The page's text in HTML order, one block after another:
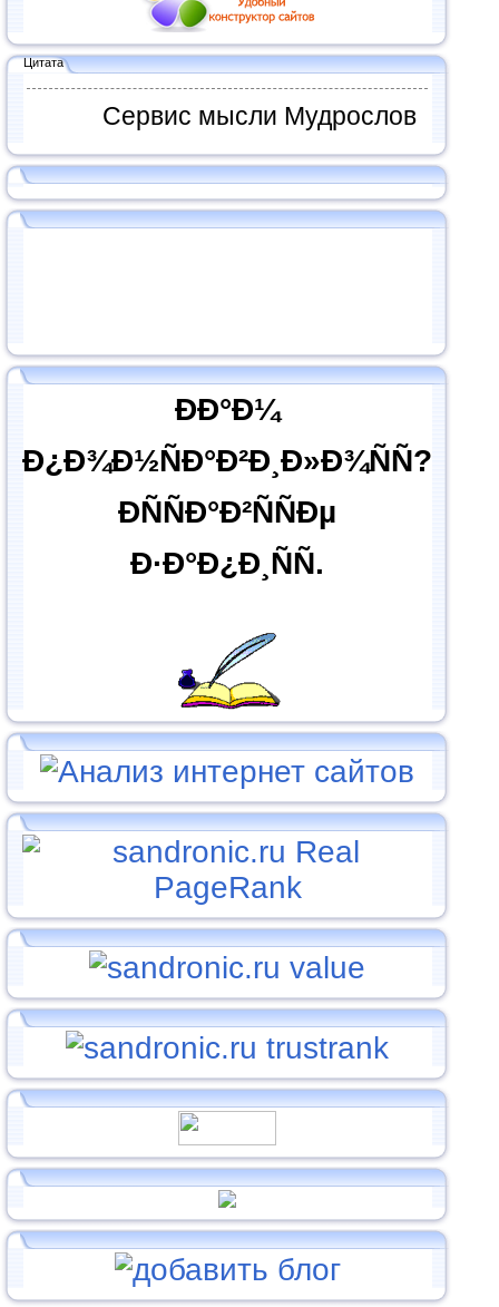
Цитата
Сервис мысли Мудрослов
ÐÐ°Ð¼
Ð¿Ð¾Ð½ÑÐ°Ð²Ð¸Ð»Ð¾ÑÑ?
ÐÑÑÐ°Ð²ÑÑÐµ
Ð·Ð°Ð¿Ð¸ÑÑ.